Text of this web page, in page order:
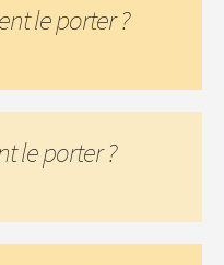
le porter ?
le porter ?